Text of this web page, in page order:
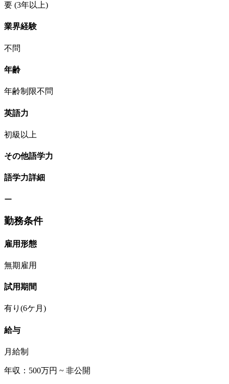
要 (3年以上)
業界経験
不問
年齢
年齢制限不問
英語力
初級以上
その他語学力
語学力詳細
ー
勤務条件
雇用形態
無期雇用
試用期間
有り(6ケ月)
給与
月給制
年収：500万円 ~ 非公開